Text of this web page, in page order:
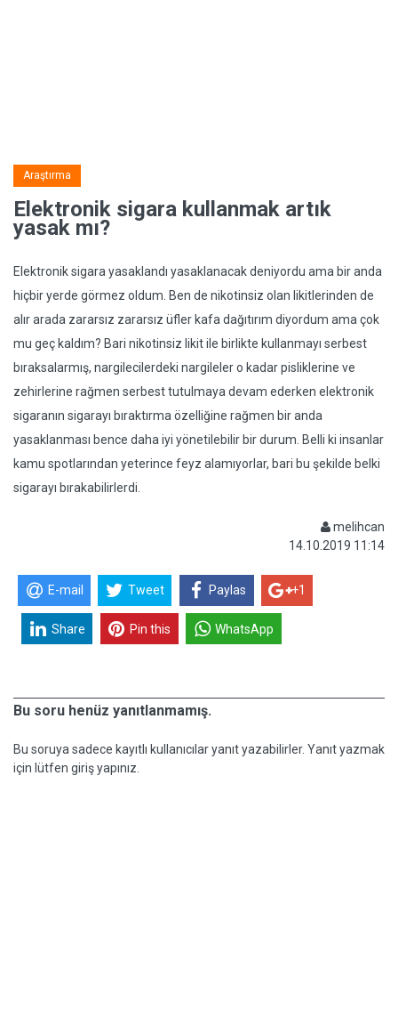
Araştırma
Elektronik sigara kullanmak artık
yasak mı?
Elektronik sigara yasaklandı yasaklanacak deniyordu ama bir anda
hiçbir yerde görmez oldum. Ben de nikotinsiz olan likitlerinden de
alır arada zararsız zararsız üfler kafa dağıtırım diyordum ama çok
mu geç kaldım? Bari nikotinsiz likit ile birlikte kullanmayı serbest
bıraksalarmış, nargilecilerdeki nargileler o kadar pisliklerine ve
zehirlerine rağmen serbest tutulmaya devam ederken elektronik
sigaranın sigarayı bıraktırma özelliğine rağmen bir anda
yasaklanması bence daha iyi yönetilebilir bir durum. Belli ki insanlar
kamu spotlarından yeterince feyz alamıyorlar, bari bu şekilde belki
sigarayı bırakabilirlerdi.
melihcan
14.10.2019 11:14
E-mail Tweet Paylas +1
Share Pin this WhatsApp
Bu soru henüz yanıtlanmamış.
Bu soruya sadece kayıtlı kullanıcılar yanıt yazabilirler. Yanıt yazmak
için lütfen giriş yapınız.